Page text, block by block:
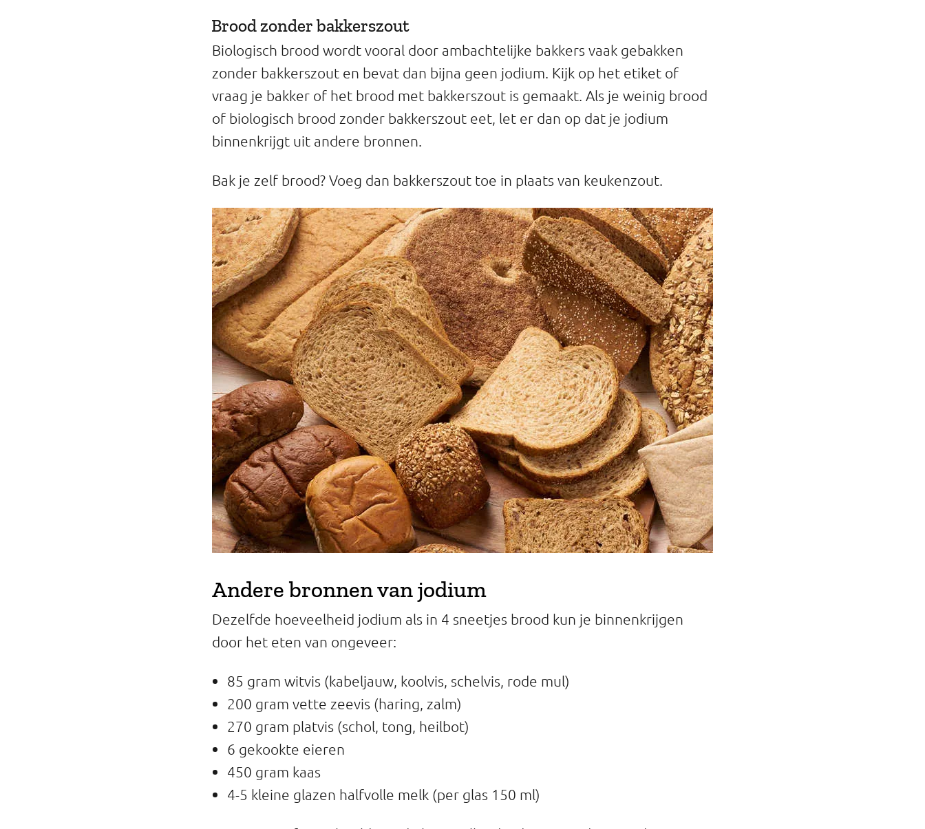
Brood zonder bakkerszout
Biologisch brood wordt vooral door ambachtelijke bakkers vaak gebakken
zonder bakkerszout en bevat dan bijna geen jodium. Kijk op het etiket of
vraag je bakker of het brood met bakkerszout is gemaakt. Als je weinig brood
of biologisch brood zonder bakkerszout eet, let er dan op dat je jodium
binnenkrijgt uit andere bronnen.
Bak je zelf brood? Voeg dan bakkerszout toe in plaats van keukenzout.
Andere bronnen van jodium
Dezelfde hoeveelheid jodium als in 4 sneetjes brood kun je binnenkrijgen
door het eten van ongeveer:
85 gram witvis (kabeljauw, koolvis, schelvis, rode mul)
200 gram vette zeevis (haring, zalm)
270 gram platvis (schol, tong, heilbot)
6 gekookte eieren
450 gram kaas
4-5 kleine glazen halfvolle melk (per glas 150 ml)